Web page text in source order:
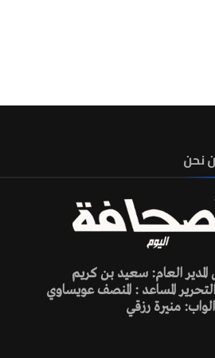
نحن
المدير العام: سعيد بن كريم
المساعد : المنصف عويساوي
منيرة رزقي